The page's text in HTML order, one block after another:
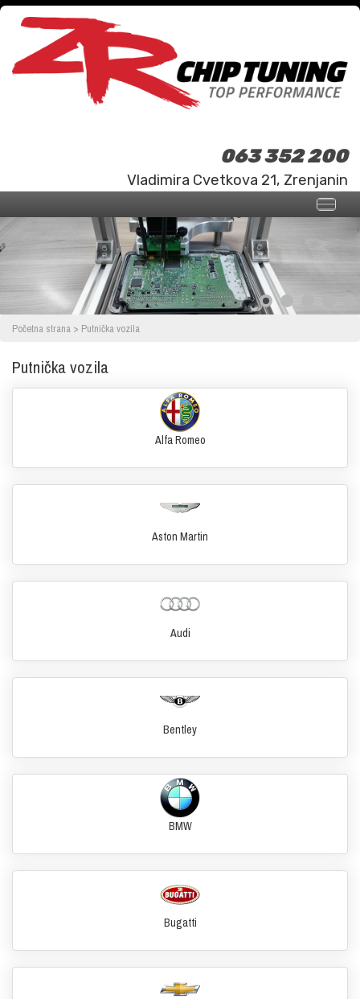
063 352 200
Vladimira Cvetkova 21, Zrenjanin
Početna strana > Putnička vozila
Putnička vozila
Alfa Romeo
Aston Martin
Audi
Bentley
BMW
Bugatti